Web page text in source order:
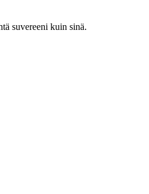
suvereeni kuin sinä.